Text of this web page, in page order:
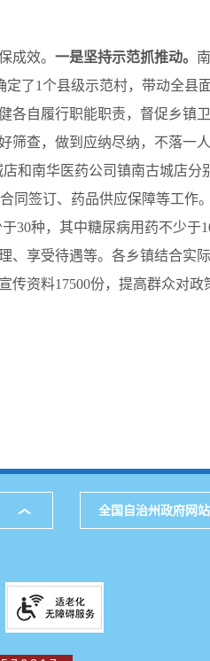
成效。 一是坚持示范抓推动。
了1个县级示范村，带动全县
各自履行职能职责，督促乡镇
筛查，做到应纳尽纳，不落一
和南华医药公司镇南古城店分
同签订、药品供应保障等工作
30种，其中糖尿病用药不少于
、享受待遇等。各乡镇结合实
传资料17500份，提高群众对政
全国自治州政府网站